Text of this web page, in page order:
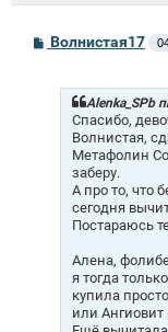
СВолнистая17
Alenka_SPb
Спасибо,
Волнистая,
Метафолин
заберу.
А про то, что
сегодня
Постараюсь
Алена,
я тогда
купила
или